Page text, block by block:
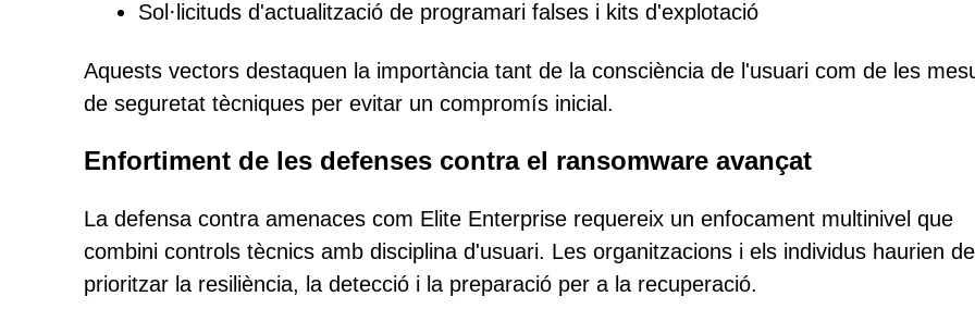
Sol·licituds d'actualització de programari falses i kits d'explotació
Aquests vectors destaquen la importància tant de la consciència de l'usuari com de les
de seguretat tècniques per evitar un compromís inicial.
Enfortiment de les defenses contra el ransomware avançat
La defensa contra amenaces com Elite Enterprise requereix un enfocament multinivel que
combini controls tècnics amb disciplina d'usuari. Les organitzacions i els individus haurien de
prioritzar la resiliència, la detecció i la preparació per a la recuperació.